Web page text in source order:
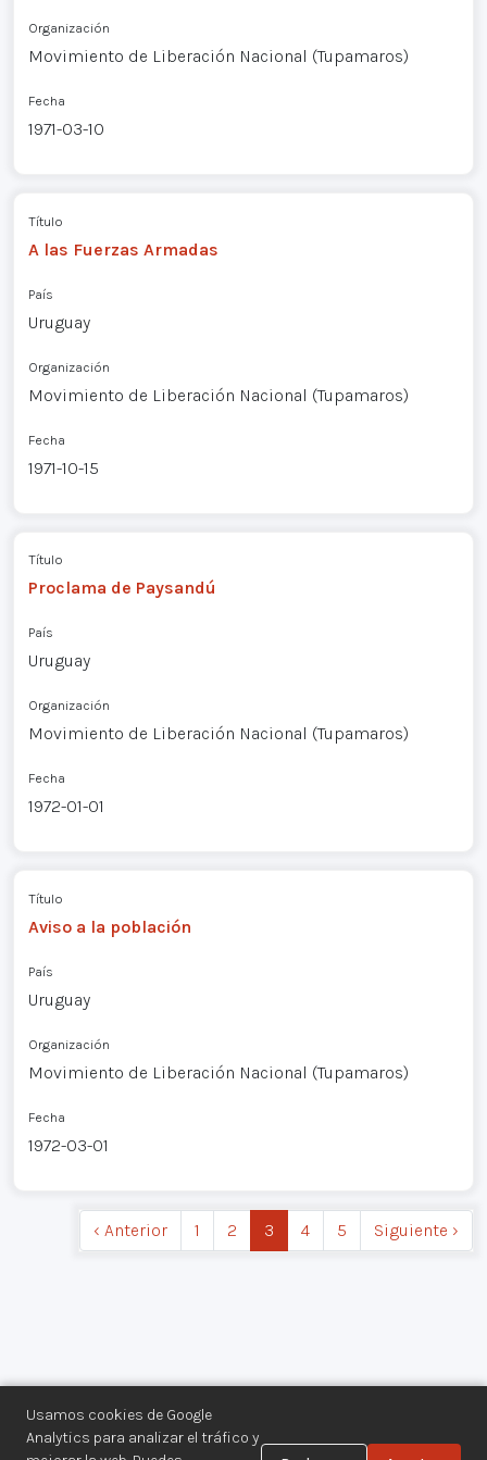
Usamos cookies de Google
Analytics para analizar el tráfico y
Organización
Movimiento de Liberación Nacional (Tupamaros)
Fecha
1971-03-10
Título
A las Fuerzas Armadas
País
Uruguay
Organización
Movimiento de Liberación Nacional (Tupamaros)
Fecha
1971-10-15
Título
Proclama de Paysandú
País
Uruguay
Organización
Movimiento de Liberación Nacional (Tupamaros)
Fecha
1972-01-01
Título
Aviso a la población
País
Uruguay
Organización
Movimiento de Liberación Nacional (Tupamaros)
Fecha
1972-03-01
‹ Anterior 1 2 3 4 5 Siguiente ›